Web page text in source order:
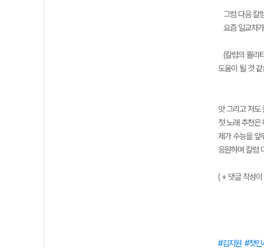
그럼 다음 칼
요즘 일교차
(칼럼의 퀄리
도움이 될 것 같
앗 그리고 저도
첫 노래 추천
제가 수능을 앞
응원하며 칼럼
( + 댓글 작성
김지원 첫인